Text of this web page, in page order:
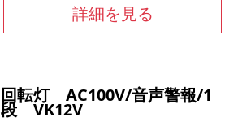
詳細を見る
回転灯 AC100V/音声警報/1
段 VK12V